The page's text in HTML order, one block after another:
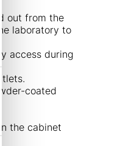
out from the
laboratory to
access during
coated
the cabinet